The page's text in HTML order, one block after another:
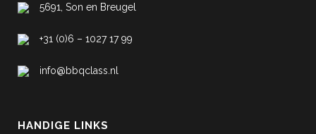
5691, Son en Breugel
+31 (0)6 – 1027 17 99
info@bbqclass.nl
HANDIGE LINKS